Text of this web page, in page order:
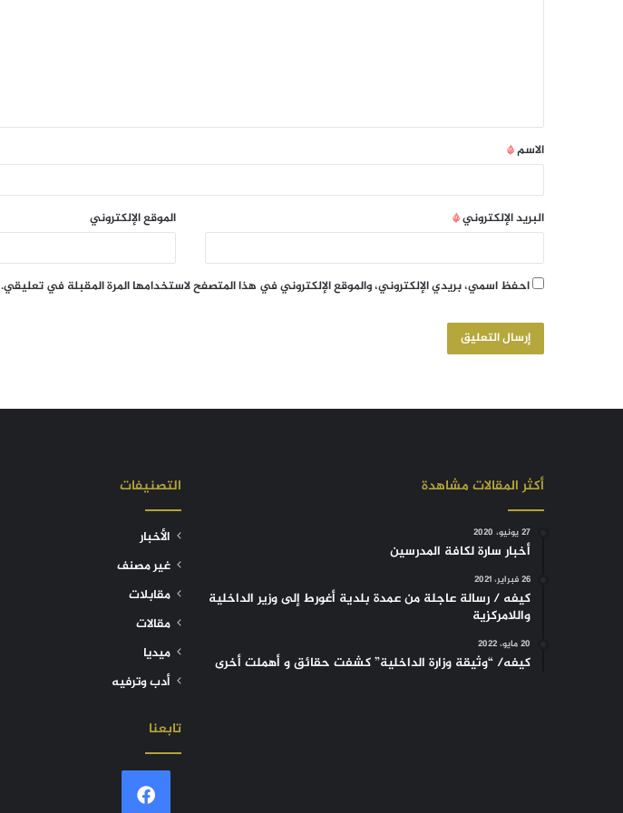
الاسم*
البريد الإلكتروني* الموقع الإلكتروني
احفظ اسمي، بريدي الإلكتروني، والموقع الإلكتروني في هذا المتصفح لاستخدامها المرة المقبلة في تعليقي.
أكثر المقالات مشاهدة
27 يونيو، 2020
أخبار سارة لكافة المدرسين
26 فبراير، 2021
كيفه / رسالة عاجلة من عمدة بلدية أغورط إلى وزير الداخلية
واللامركزية
20 مايو، 2022
كيفه/ “وثيقة وزارة الداخلية” كشفت حقائق و أهملت أخرى
التصنيفات
الأخبار
غير مصنف
مقابلات
مقالات
ميديا
أدب وترفيه
تابعنا